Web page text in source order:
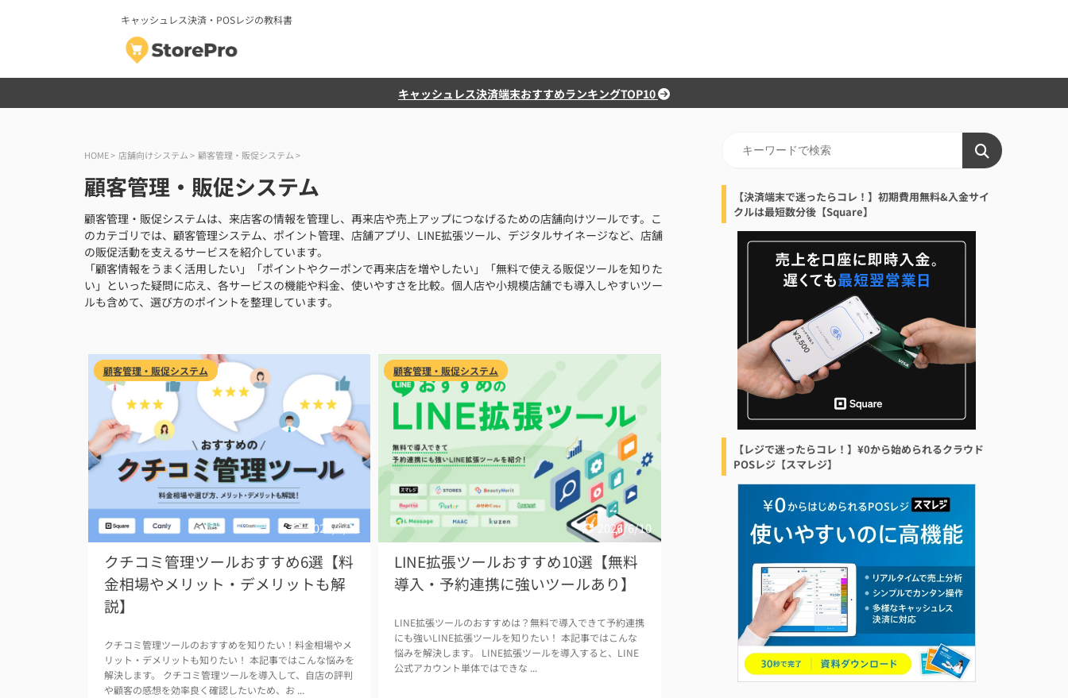
キャッシュレス決済・POSレジの教科書
キャッシュレス決済端末おすすめランキングTOP10
HOME> 店舗向けシステム> 顧客管理・販促システム>
顧客管理・販促システム
顧客管理・販促システムは、来店客の情報を管理し、再来店や売上アップにつなげるための店舗向けツールです。こ
のカテゴリでは、顧客管理システム、ポイント管理、店舗アプリ、LINE拡張ツール、デジタルサイネージなど、店舗
の販促活動を支えるサービスを紹介しています。
「顧客情報をうまく活用したい」「ポイントやクーポンで再来店を増やしたい」「無料で使える販促ツールを知りた
い」といった疑問に応え、各サービスの機能や料金、使いやすさを比較。個人店や小規模店舗でも導入しやすいツー
ルも含めて、選び方のポイントを整理しています。
2026/6/11
顧客管理・販促システム
クチコミ管理ツールおすすめ6選【料
金相場やメリット・デメリットも解
説】
クチコミ管理ツールのおすすめを知りたい！料金相場やメ
リット・デメリットも知りたい！ 本記事ではこんな悩みを
解決します。 クチコミ管理ツールを導入して、自店の評判
や顧客の感想を効率良く確認したいため、お ...
2026/6/10
顧客管理・販促システム
LINE拡張ツールおすすめ10選【無料
導入・予約連携に強いツールあり】
LINE拡張ツールのおすすめは？無料で導入できて予約連携
にも強いLINE拡張ツールを知りたい！ 本記事ではこんな
悩みを解決します。 LINE拡張ツールを導入すると、LINE
公式アカウント単体ではできな ...
【決済端末で迷ったらコレ！】初期費用無料&入金サイ
クルは最短数分後【Square】
【レジで迷ったらコレ！】¥0から始められるクラウド
POSレジ【スマレジ】